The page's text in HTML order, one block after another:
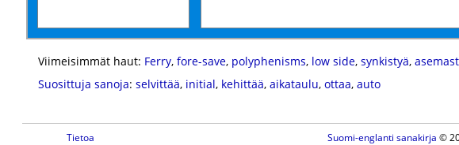
Viimeisimmät haut: Ferry, fore-save, polyphenisms, low side, synkistyä,
Suosittuja sanoja: selvittää, initial, kehittää, aikataulu, ottaa, auto
Tietoa Suomi-englanti sanakirja ©